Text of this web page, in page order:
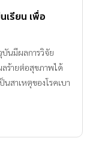
เรียน เพื่อ
บันมีผลการวิจัย
ลร้ายต่อสุขภาพได้
สาเหตุของโรคเบา